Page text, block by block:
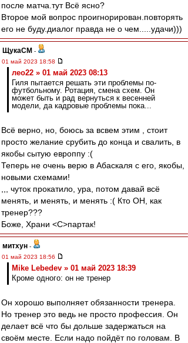
после матча.тут Всё ясно?
Второе мой вопрос проигнорирован.повторять
его не буду.диалог правда не о чем.....удачи)))
ЩукаСМ -
01 май 2023 18:58
лео22 » 01 май 2023 08:13
Гиля пытается решать эти проблемы по-
футбольному. Ротация, смена схем. Он
может быть и рад вернуться к весенней
модели, да кадровые проблемы пока...
Всё верно, но, боюсь за всвем этим , стоит
просто желание срубить до конца и свалить, в
якобы сытую европпу :(
Теперь не очень верю в Абаскаля с его, якобы,
новыми схемами!
,,, чуток прокатило, ура, потом давай всё
менять, и менять, и менять :( Кто ОН, как
тренер???
Боже, Храни <C>партак!
митхун -
01 май 2023 18:56
Mike Lebedev » 01 май 2023 18:39
Кроме одного: он не тренер
Он хорошо выполняет обязанности тренера.
Но тренер это ведь не просто профессия. Он
делает всё что бы дольше задержаться на
своём месте. Если надо пойдёт по головам. В